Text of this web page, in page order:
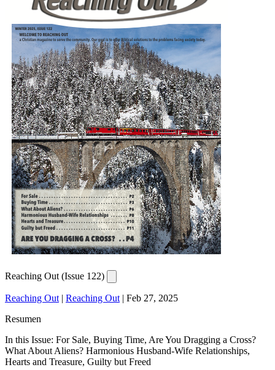
Reaching Out (Issue 122)
Reaching Out | Reaching Out | Feb 27, 2025
Resumen
In this Issue: For Sale, Buying Time, Are You Dragging a Cross?
What About Aliens? Harmonious Husband-Wife Relationships,
Hearts and Treasure, Guilty but Freed